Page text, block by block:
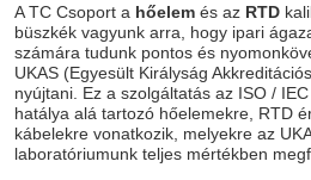
A TC Csoport a hőelem és az RTD
büszkék vagyunk arra, hogy ipari
számára tudunk pontos és
UKAS (Egyesült Királyság
nyújtani. Ez a szolgáltatás az ISO /
hatálya alá tartozó hőelemekre, RTD
kábelekre vonatkozik, melyekre az
laboratóriumunk teljes mértékben